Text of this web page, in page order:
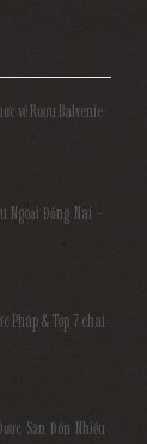
về Rượu Balvenie
Ngoại Đồng Nai –
Pháp & Top 7 chai
Săn Đón Nhiều